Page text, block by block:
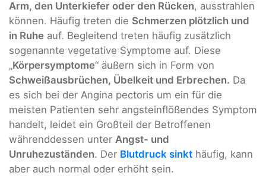
Arm, den Unterkiefer oder den Rücken, ausstrahlen
können. Häufig treten die Schmerzen plötzlich und
in Ruhe auf. Begleitend treten häufig zusätzlich
sogenannte vegetative Symptome auf. Diese
„Körpersymptome“ äußern sich in Form von
Schweißausbrüchen, Übelkeit und Erbrechen. Da
es sich bei der Angina pectoris um ein für die
meisten Patienten sehr angsteinflößendes Symptom
handelt, leidet ein Großteil der Betroffenen
währenddessen unter Angst- und
Unruhezuständen. Der Blutdruck sinkt häufig, kann
aber auch normal oder erhöht sein.